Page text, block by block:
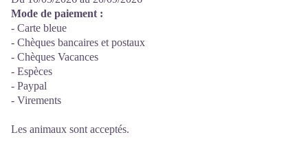
Mode de paiement :
- Carte bleue
- Chèques bancaires et postaux
- Chèques Vacances
- Espèces
- Paypal
- Virements
Les animaux sont acceptés.